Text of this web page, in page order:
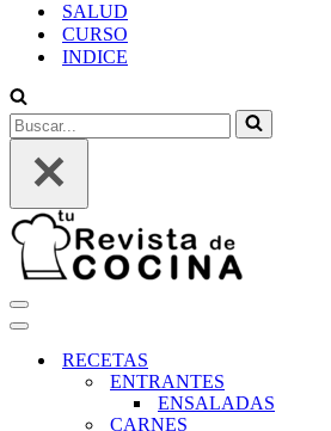
SALUD
CURSO
INDICE
Buscar...
Menú
de
Menú
navegaciónRECETAS
ENTRANTES
ENSALADAS
CARNES